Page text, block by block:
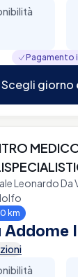
Pagamento
Scegli giorno
Leonardo Da
km
Addome